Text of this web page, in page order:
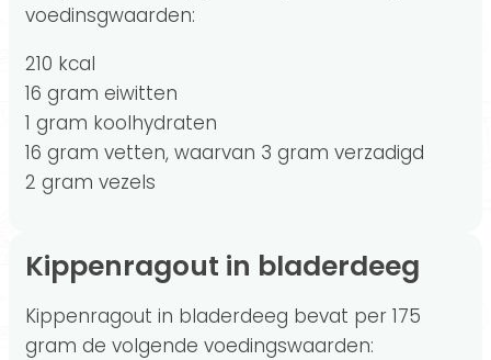
voedinsgwaarden:
210 kcal
16 gram eiwitten
1 gram koolhydraten
16 gram vetten, waarvan 3 gram verzadigd
2 gram vezels
Kippenragout in bladerdeeg
Kippenragout in bladerdeeg bevat per 175
gram de volgende voedingswaarden: